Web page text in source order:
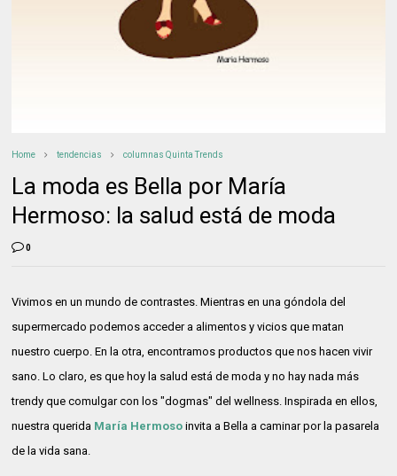
Home tendencias columnas Quinta Trends
La moda es Bella por María
Hermoso: la salud está de moda
0
Vivimos en un mundo de contrastes. Mientras en una góndola del
supermercado podemos acceder a alimentos y vicios que matan
nuestro cuerpo. En la otra, encontramos productos que nos hacen vivir
sano. Lo claro, es que hoy la salud está de moda y no hay nada más
trendy que comulgar con los "dogmas" del wellness. Inspirada en ellos,
nuestra querida María Hermoso invita a Bella a caminar por la pasarela
de la vida sana.